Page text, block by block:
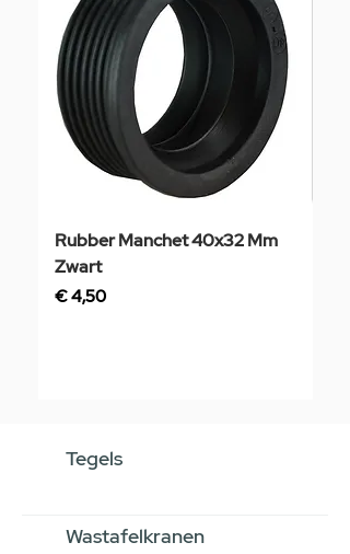
Rubber Manchet 40x32 Mm
Zwart
Prijs
€ 4,50
Tegels
Wastafelkranen